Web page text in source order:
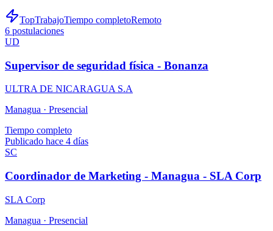
TopTrabajoTiempo completoRemoto
6 postulaciones
UD
Supervisor de seguridad física - Bonanza
ULTRA DE NICARAGUA S.A
Managua · Presencial
Tiempo completo
Publicado hace 4 días
SC
Coordinador de Marketing - Managua - SLA Corp
SLA Corp
Managua · Presencial